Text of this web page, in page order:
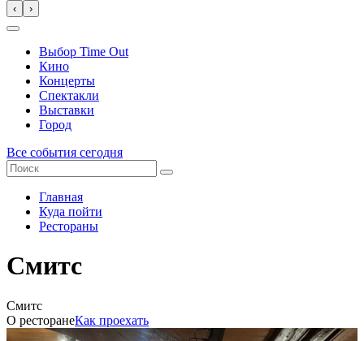
‹ ›
Выбор Time Out
Кино
Концерты
Спектакли
Выставки
Город
Все события сегодня
Главная
Куда пойти
Рестораны
Смитс
Смитс
О ресторанеКак проехать